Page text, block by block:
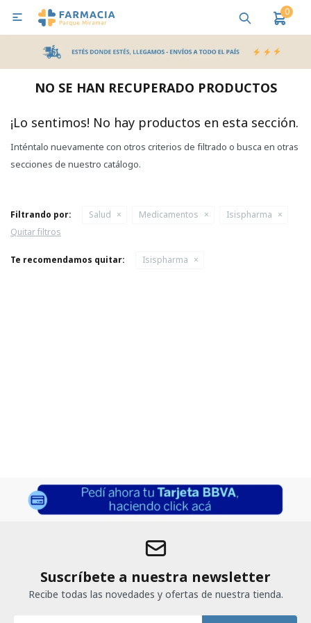
0

NO SE HAN RECUPERADO PRODUCTOS
¡Lo sentimos! No hay productos en esta sección.
Inténtalo nuevamente con otros criterios de filtrado o busca en otras
secciones de nuestro catálogo.
Filtrando por: Salud Medicamentos
Isispharma
Quitar filtros
Te recomendamos quitar: Isispharma
Suscríbete a nuestra newsletter
Recibe todas las novedades y ofertas de nuestra tienda.
MI CUENTA
Bebes y Maternidad Salud
Pañales y Toallitas
Lactancia y Nutrición
Higiene y Bienestar